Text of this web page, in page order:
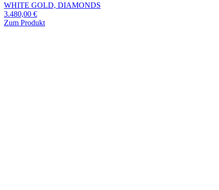
WHITE GOLD, DIAMONDS
3.480,00 €
Zum Produkt